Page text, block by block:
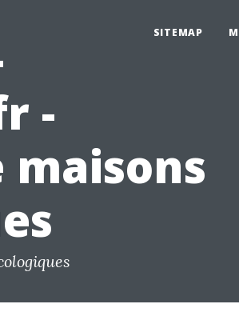
SITEMAP
-
maisons